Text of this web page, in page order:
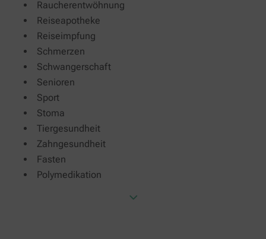
Raucherentwöhnung
Reiseapotheke
Reiseimpfung
Schmerzen
Schwangerschaft
Senioren
Sport
Stoma
Tiergesundheit
Zahngesundheit
Fasten
Polymedikation